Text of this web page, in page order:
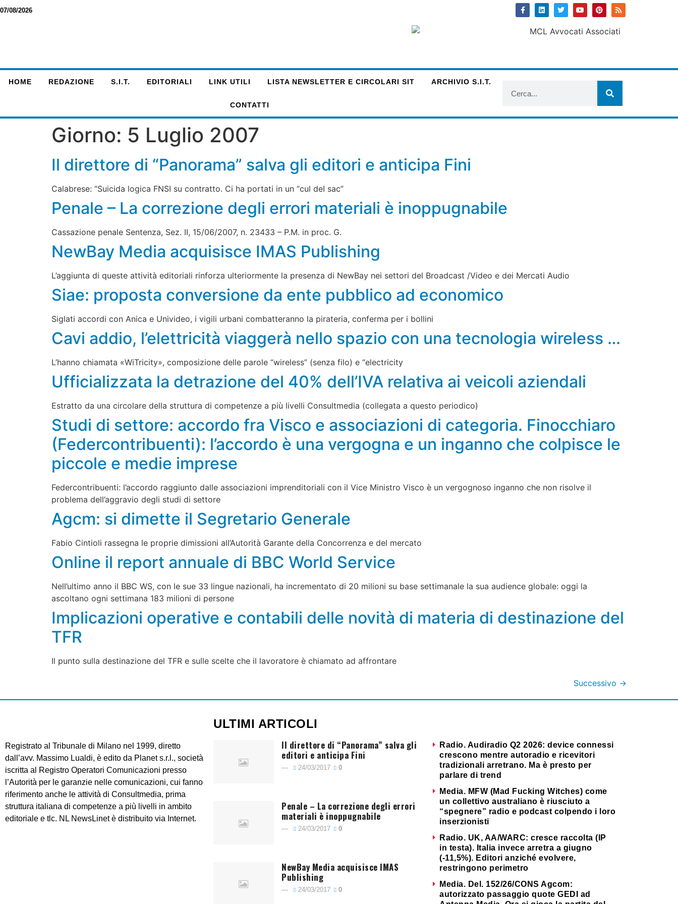
07/08/2026
HOME REDAZIONE S.I.T. EDITORIALI LINK UTILI LISTA NEWSLETTER E CIRCOLARI SIT ARCHIVIO S.I.T.
CONTATTI
Giorno: 5 Luglio 2007
Il direttore di “Panorama” salva gli editori e anticipa Fini
Calabrese: “Suicida logica FNSI su contratto. Ci ha portati in un “cul deI sac”
Penale – La correzione degli errori materiali è inoppugnabile
Cassazione penale Sentenza, Sez. II, 15/06/2007, n. 23433 – P.M. in proc. G.
NewBay Media acquisisce IMAS Publishing
L’aggiunta di queste attività editoriali rinforza ulteriormente la presenza di NewBay nei settori del Broadcast /Video e dei Mercati Audio
Siae: proposta conversione da ente pubblico ad economico
Siglati accordi con Anica e Univideo, i vigili urbani combatteranno la pirateria, conferma per i bollini
Cavi addio, l’elettricità viaggerà nello spazio con una tecnologia wireless …
L’hanno chiamata «WiTricity», composizione delle parole “wireless” (senza filo) e “electricity
Ufficializzata la detrazione del 40% dell’IVA relativa ai veicoli aziendali
Estratto da una circolare della struttura di competenze a più livelli Consultmedia (collegata a questo periodico)
Studi di settore: accordo fra Visco e associazioni di categoria. Finocchiaro
(Federcontribuenti): l’accordo è una vergogna e un inganno che colpisce le
piccole e medie imprese
Federcontribuenti: l’accordo raggiunto dalle associazioni imprenditoriali con il Vice Ministro Visco è un vergognoso inganno che non risolve il
problema dell’aggravio degli studi di settore
Agcm: si dimette il Segretario Generale
Fabio Cintioli rassegna le proprie dimissioni all’Autorità Garante della Concorrenza e del mercato
Online il report annuale di BBC World Service
Nell’ultimo anno il BBC WS, con le sue 33 lingue nazionali, ha incrementato di 20 milioni su base settimanale la sua audience globale: oggi la
ascoltano ogni settimana 183 milioni di persone
Implicazioni operative e contabili delle novità di materia di destinazione del
TFR
Il punto sulla destinazione del TFR e sulle scelte che il lavoratore è chiamato ad affrontare
Successivo →
Registrato al Tribunale di Milano nel 1999, diretto
dall’avv. Massimo Lualdi, è edito da Planet s.r.l., società
iscritta al Registro Operatori Comunicazioni presso
l’Autorità per le garanzie nelle comunicazioni, cui fanno
riferimento anche le attività di Consultmedia, prima
struttura italiana di competenze a più livelli in ambito
editoriale e tlc. NL NewsLinet è distribuito via Internet.
ULTIMI ARTICOLI
Il direttore di “Panorama” salva gli
editori e anticipa Fini
24/03/2017 0
Penale – La correzione degli errori
materiali è inoppugnabile
24/03/2017 0
NewBay Media acquisisce IMAS
Publishing
24/03/2017 0
Radio. Audiradio Q2 2026: device connessi
crescono mentre autoradio e ricevitori
tradizionali arretrano. Ma è presto per
parlare di trend
Media. MFW (Mad Fucking Witches) come
un collettivo australiano è riusciuto a
“spegnere” radio e podcast colpendo i loro
inserzionisti
Radio. UK, AA/WARC: cresce raccolta (IP
in testa). Italia invece arretra a giugno
(-11,5%). Editori anziché evolvere,
restringono perimetro
Media. Del. 152/26/CONS Agcom:
autorizzato passaggio quote GEDI ad